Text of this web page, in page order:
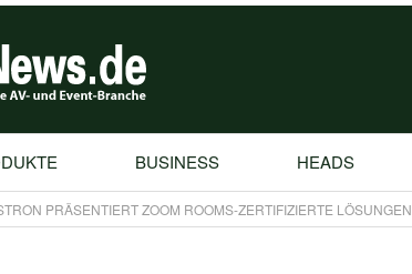
BUSINESS HEADS
PRÄSENTIERT ZOOM ROOMS-ZERTIFIZIERTE LÖSUNGEN